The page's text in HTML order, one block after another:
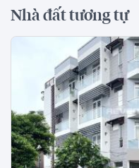
Nhà đất tương tự